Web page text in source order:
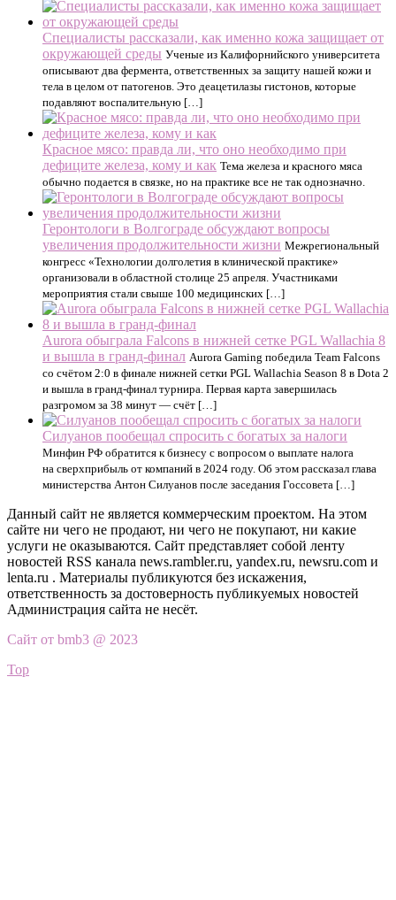
Специалисты рассказали, как именно кожа защищает от
окружающей среды Ученые из Калифорнийского университета
описывают два фермента, ответственных за защиту нашей кожи и
тела в целом от патогенов. Это деацетилазы гистонов, которые
подавляют воспалительную […]
Красное мясо: правда ли, что оно необходимо при
дефиците железа, кому и как Тема железа и красного мяса
обычно подается в связке, но на практике все не так однозначно.
Геронтологи в Волгограде обсуждают вопросы
увеличения продолжительности жизни Межрегиональный
конгресс «Технологии долголетия в клинической практике»
организовали в областной столице 25 апреля. Участниками
мероприятия стали свыше 100 медицинских […]
Aurora обыграла Falcons в нижней сетке PGL Wallachia 8
и вышла в гранд-финал Aurora Gaming победила Team Falcons
со счётом 2:0 в финале нижней сетки PGL Wallachia Season 8 в Dota 2
и вышла в гранд-финал турнира. Первая карта завершилась
разгромом за 38 минут — счёт […]
Силуанов пообещал спросить с богатых за налоги
Минфин РФ обратится к бизнесу с вопросом о выплате налога
на сверхприбыль от компаний в 2024 году. Об этом рассказал глава
министерства Антон Силуанов после заседания Госсовета […]
Данный сайт не является коммерческим проектом. На этом
сайте ни чего не продают, ни чего не покупают, ни какие
услуги не оказываются. Сайт представляет собой ленту
новостей RSS канала news.rambler.ru, yandex.ru, newsru.com и
lenta.ru . Материалы публикуются без искажения,
ответственность за достоверность публикуемых новостей
Администрация сайта не несёт.
Сайт от bmb3 @ 2023
Top